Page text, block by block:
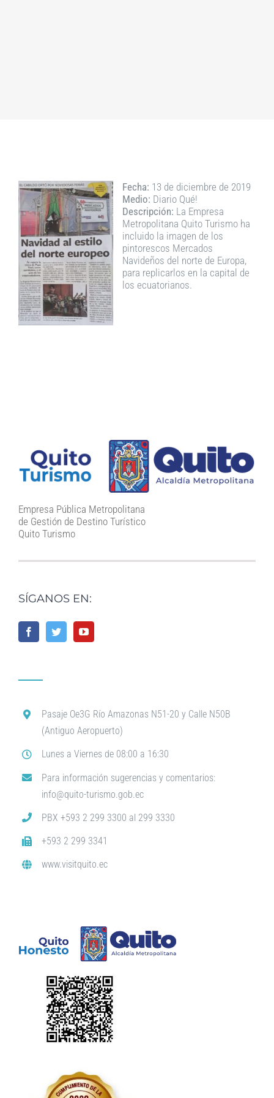
Fecha: 13 de diciembre de 2019
Medio: Diario Qué!
Descripción: La Empresa
Metropolitana Quito Turismo ha
incluido la imagen de los
pintorescos Mercados
Navideños del norte de Europa,
para replicarlos en la capital de
los ecuatorianos.
Empresa Pública Metropolitana
de Gestión de Destino Turístico
Quito Turismo
SÍGANOS EN:
Pasaje Oe3G Río Amazonas N51-20 y Calle N50B
(Antiguo Aeropuerto)
Lunes a Viernes de 08:00 a 16:30
Para información sugerencias y comentarios:
info@quito-turismo.gob.ec
PBX +593 2 299 3300 al 299 3330
+593 2 299 3341
www.visitquito.ec